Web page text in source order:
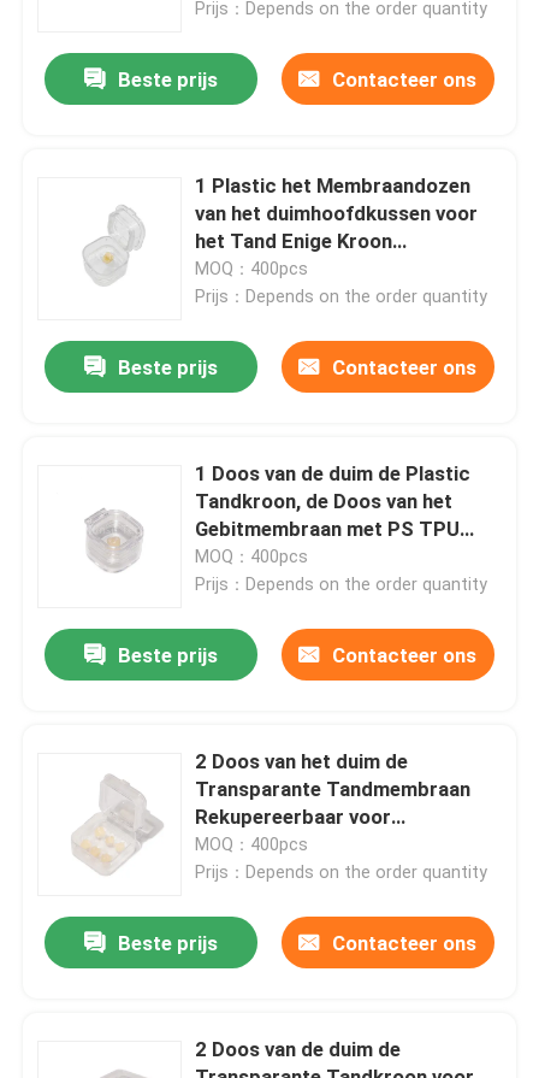
Thuis
Contacten
Tandkroondoos
Tandgebitdoos
Aligner Geval met Spiegel
Orthodontisch Aligner Vlekkenmiddel
Prijs：Depends on the order quantity
Beste prijs Contacteer ons
1 Plastic het Membraandozen
van het duimhoofdkussen voor
het Tand Enige Kroon
Verschepen
MOQ：400pcs
Prijs：Depends on the order quantity
Beste prijs Contacteer ons
1 Doos van de duim de Plastic
Tandkroon, de Doos van het
Gebitmembraan met PS TPU
Materiaal
MOQ：400pcs
Prijs：Depends on the order quantity
Beste prijs Contacteer ons
2 Doos van het duim de
Transparante Tandmembraan
Rekupereerbaar voor
Vernisjeverpakking
MOQ：400pcs
Prijs：Depends on the order quantity
Beste prijs Contacteer ons
2 Doos van de duim de